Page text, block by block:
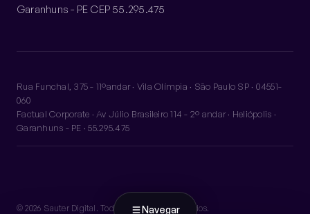
Navegar
Garanhuns - PE CEP 55.295.475
Rua Funchal, 375 - 11ºandar · Vila Olímpia · São Paulo SP · 04551-
060
Factual Corporate · Av Júlio Brasileiro 114 - 2º andar · Heliópolis ·
Garanhuns - PE · 55.295.475
© 2026 Sauter Digital. Todos os direitos reservados.